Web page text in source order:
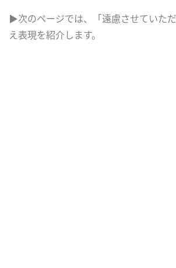
▶次のページでは、「遠慮させていた
え表現を紹介します。